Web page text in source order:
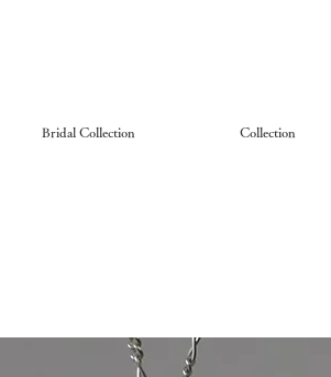
Bridal Collection Collection